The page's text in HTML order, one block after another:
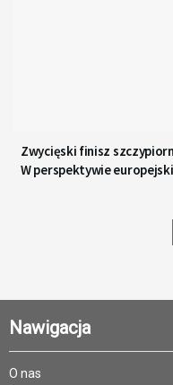
Zwycięski finisz
W perspektywie
Nawigacja
O nas